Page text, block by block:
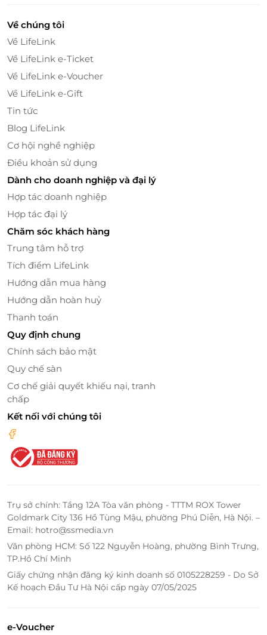
trọng.
Không gian nhà hàng ấm cúng, sang trong mang nét đẹp
Nhân dịp lễ ý nghĩa, bạn h
Restaurant để thưởng thức các món ăn thơm ngon,
giàu dinh dưỡng và
năng lượng tích cực dồi dào cầu mong những điều
tốt đẹp nhất cho gia đình và những người thân yêu.
Yaki Restaurant sẽ mang đến sự hài lòng nhất tới
Về chúng tôi
Về LifeLink
Về LifeLink e-Ticket
Về LifeLink e-Voucher
Về LifeLink e-Gift
Tin tức
Blog LifeLink
Cơ hội nghề nghiệp
Điều khoản sử dụng
Dành cho doanh nghiệp và đại lý
Hợp tác doanh nghiệp
Hợp tác đại lý
Chăm sóc khách hàng
Trung tâm hỗ trợ
Tích điểm LifeLink
Hướng dẫn mua hàng
Hướng dẫn hoàn huỷ
Thanh toán
Quy định chung
Chính sách bảo mật
Quy chế sàn
Cơ chế giải quyết khiếu nại, tranh
chấp
Kết nối với chúng tôi
Trụ sở chính: Tầng 12A Tòa văn phòng - TTTM ROX Tower
Goldmark City 136 Hồ Tùng Mậu, phường Phú Diễn, Hà Nội. –
Email: hotro@ssmedia.vn
Văn phòng HCM: Số 122 Nguyễn Hoàng, phường Bình Trưng,
TP.Hồ Chí Minh
Giấy chứng nhận đăng ký kinh doanh số 0105228259 - Do Sở
Kế hoạch Đầu Tư Hà Nội cấp ngày 07/05/2025
e-Voucher